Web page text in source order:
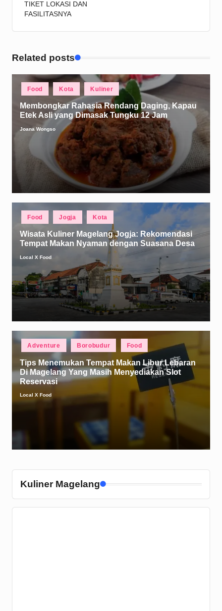
TIKET LOKASI DAN
FASILITASNYA
Related posts
Food Kota Kuliner
Membongkar Rahasia Rendang Daging, Kapau
Etek Asli yang Dimasak Tungku 12 Jam
Posted
Joana Wongso
Food Jogja Kota
Wisata Kuliner Magelang Jogja: Rekomendasi
Tempat Makan Nyaman dengan Suasana Desa
Posted
Local X Food
Posted
Adventure Borobudur Food
Tips Menemukan Tempat Makan Libur Lebaran
Di Magelang Yang Masih Menyediakan Slot
Reservasi
Posted
by
Local X Food
Kuliner Magelang